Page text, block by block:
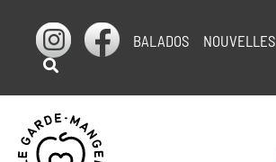
BALADOS NOUVELLES